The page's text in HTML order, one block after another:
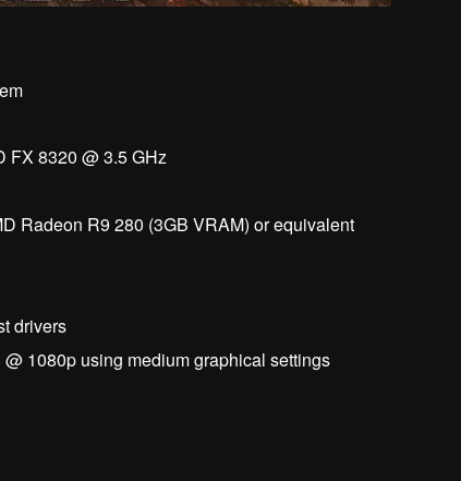
FX 8320 @ 3.5 GHz
Radeon R9 280 (3GB VRAM) or equivalent
drivers
1080p using medium graphical settings